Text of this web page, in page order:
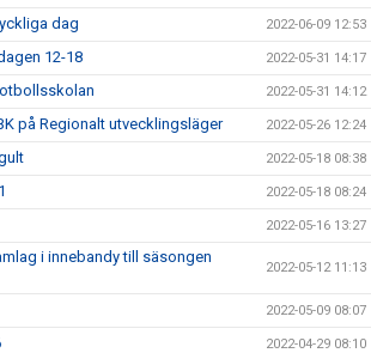
dag 2022-06-09 12:53
12-18 2022-05-31 14:17
2022-05-31 14:12
på Regionalt utvecklingsläger 2022-05-26 12:24
2022-05-18 08:38
2022-05-18 08:24
2022-05-16 13:27
i innebandy till säsongen
2022-05-12 11:13
2022-05-09 08:07
2022-04-29 08:10